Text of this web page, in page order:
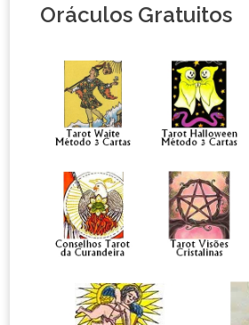
Oráculos Gratuitos